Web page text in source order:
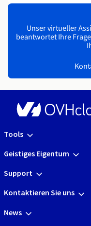
Unser virtueller
beantwortet Ihre
Tools
Geistiges Eigentum
Support
Kontaktieren Sie uns
News